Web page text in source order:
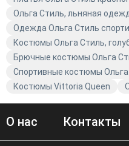
образу жизни. Магазин
в мире моды.
Ольга Стиль, льняная
Одежда Ольга Стиль
Костюмы Ольга Стиль,
Брючные костюмы Ольга
Спортивные костюмы
Костюмы Vittoria Queen
О нас Контакты